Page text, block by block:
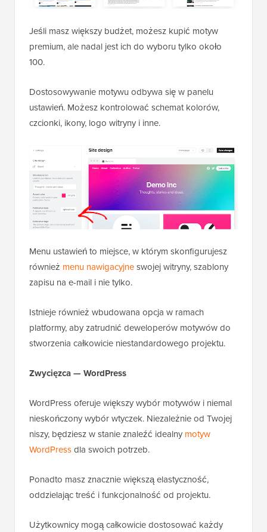
Jeśli masz większy budżet, możesz kupić motyw
premium, ale nadal jest ich do wyboru tylko około
100.
Dostosowywanie motywu odbywa się w panelu
ustawień. Możesz kontrolować schemat kolorów,
czcionki, ikony, logo witryny i inne.
Menu ustawień to miejsce, w którym skonfigurujesz
również menu nawigacyjneswojej witryny, szablony
zapisu na e-mail i nie tylko.
Istnieje również wbudowana opcja w ramach
platformy, aby zatrudnić deweloperów motywów do
stworzenia całkowicie niestandardowego projektu.
Zwycięzca — WordPress
WordPress oferuje większy wybór motywów i niemal
nieskończony wybór wtyczek. Niezależnie od Twojej
niszy, będziesz w stanie znaleźć idealny motyw
WordPressdla swoich potrzeb.
Ponadto masz znacznie większą elastyczność,
oddzielając treść i funkcjonalność od projektu.
Użytkownicy mogą całkowicie dostosować każdy